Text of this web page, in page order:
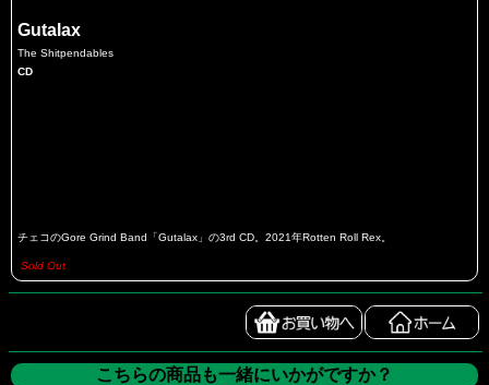
Gutalax
The Shitpendables
CD
チェコのGore Grind Band「Gutalax」の3rd CD。2021年Rotten Roll Rex。
Sold Out
こちらの商品も一緒にいかがですか？